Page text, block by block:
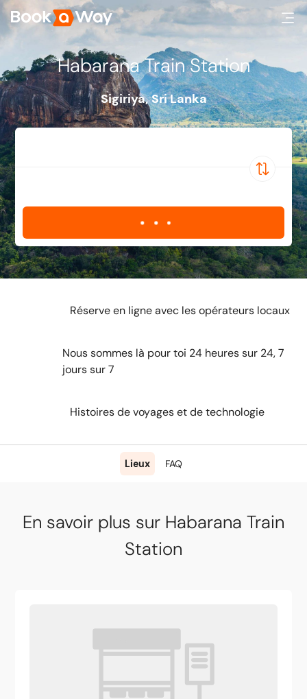
Habarana Train Station
Sigiriya,Sri Lanka
Lieux FAQ
Réserve en ligne avec les opérateurs locaux
Nous sommes là pour toi 24 heures sur 24, 7
jours sur 7
Histoires de voyages et de technologie
En savoir plus sur Habarana Train
Station